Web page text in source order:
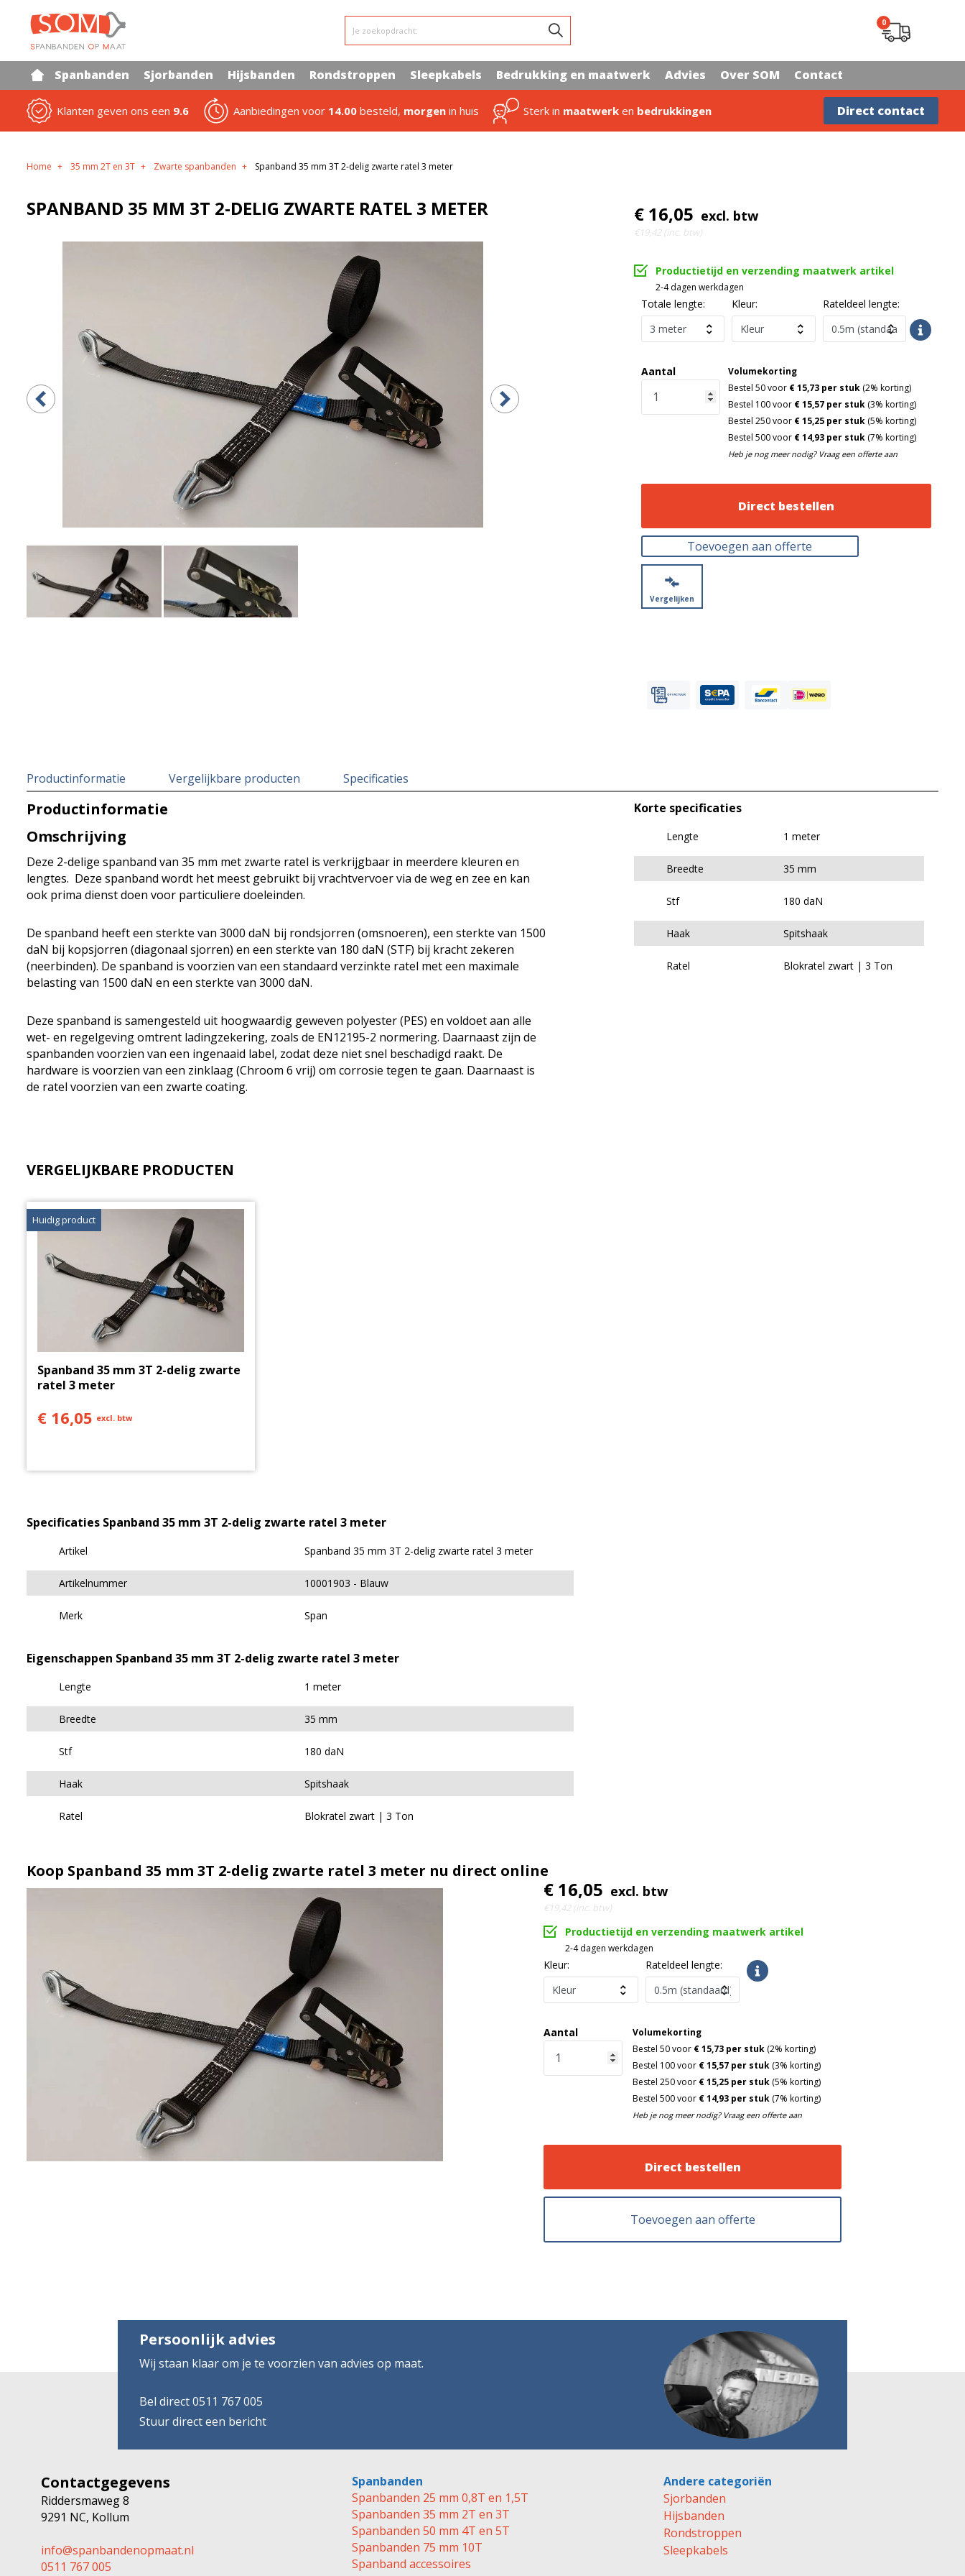
Je zoekopdracht:
0
Spanbanden Sjorbanden Hijsbanden Rondstroppen Sleepkabels Bedrukking en maatwerk Advies Over SOM Contact
Klanten geven ons een 9.6 Aanbiedingen voor 14.00 besteld, morgen in huis Sterk in maatwerk en bedrukkingen Direct contact
Home 35 mm 2T en 3T Zwarte spanbanden Spanband 35 mm 3T 2-delig zwarte ratel 3 meter
SPANBAND 35 MM 3T 2-DELIG ZWARTE RATEL 3 METER € 16,05 excl. btw
€19,42 (inc. btw)
Productietijd en verzending maatwerk artikel
2-4 dagen werkdagen
Totale lengte: Kleur: Rateldeel lengte:
Aantal
Volumekorting
Bestel 50 voor € 15,73 per stuk (2% korting)
Bestel 100 voor € 15,57 per stuk (3% korting)
Bestel 250 voor € 15,25 per stuk (5% korting)
Bestel 500 voor € 14,93 per stuk (7% korting)
Heb je nog meer nodig? Vraag een offerte aan
Direct bestellen
Toevoegen aan offerte
Vergelijken
Productinformatie Vergelijkbare producten Specificaties
Productinformatie
Omschrijving
Deze 2-delige spanband van 35 mm met zwarte ratel is verkrijgbaar in meerdere kleuren en
lengtes. Deze spanband wordt het meest gebruikt bij vrachtvervoer via de weg en zee en kan
ook prima dienst doen voor particuliere doeleinden.
De spanband heeft een sterkte van 3000 daN bij rondsjorren (omsnoeren), een sterkte van 1500
daN bij kopsjorren (diagonaal sjorren) en een sterkte van 180 daN (STF) bij kracht zekeren
(neerbinden). De spanband is voorzien van een standaard verzinkte ratel met een maximale
belasting van 1500 daN en een sterkte van 3000 daN.
Deze spanband is samengesteld uit hoogwaardig geweven polyester (PES) en voldoet aan alle
wet- en regelgeving omtrent ladingzekering, zoals de EN12195-2 normering. Daarnaast zijn de
spanbanden voorzien van een ingenaaid label, zodat deze niet snel beschadigd raakt. De
hardware is voorzien van een zinklaag (Chroom 6 vrij) om corrosie tegen te gaan. Daarnaast is
de ratel voorzien van een zwarte coating.
Korte specificaties
Lengte 1 meter
Breedte 35 mm
Stf 180 daN
Haak Spitshaak
Ratel Blokratel zwart | 3 Ton
VERGELIJKBARE PRODUCTEN
Huidig product
Spanband 35 mm 3T 2-delig zwarte
ratel 3 meter
€ 16,05 excl. btw
Specificaties Spanband 35 mm 3T 2-delig zwarte ratel 3 meter
Artikel Spanband 35 mm 3T 2-delig zwarte ratel 3 meter
Artikelnummer 10001903 Blauw
Merk Span
Eigenschappen Spanband 35 mm 3T 2-delig zwarte ratel 3 meter
Lengte 1 meter
Breedte 35 mm
Stf 180 daN
Haak Spitshaak
Ratel Blokratel zwart | 3 Ton
Koop Spanband 35 mm 3T 2-delig zwarte ratel 3 meter nu direct online
€ 16,05 excl. btw
€19,42 (inc. btw)
Productietijd en verzending maatwerk artikel
2-4 dagen werkdagen
Kleur: Rateldeel lengte:
Aantal
Volumekorting
Bestel 50 voor € 15,73 per stuk (2% korting)
Bestel 100 voor € 15,57 per stuk (3% korting)
Bestel 250 voor € 15,25 per stuk (5% korting)
Bestel 500 voor € 14,93 per stuk (7% korting)
Heb je nog meer nodig? Vraag een offerte aan
Direct bestellen
Toevoegen aan offerte
Persoonlijk advies
Wij staan klaar om je te voorzien van advies op maat.
Bel direct 0511 767 005
Stuur direct een bericht
Contactgegevens
Riddersmaweg 8
9291 NC, Kollum
info@spanbandenopmaat.nl
0511 767 005
Spanbanden
Spanbanden 25 mm 0,8T en 1,5T
Spanbanden 35 mm 2T en 3T
Spanbanden 50 mm 4T en 5T
Spanbanden 75 mm 10T
Spanband accessoires
Andere categoriën
Sjorbanden
Hijsbanden
Rondstroppen
Sleepkabels